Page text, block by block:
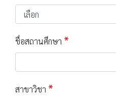
ชื่อสถานศึกษา *
สาขาวิชา *